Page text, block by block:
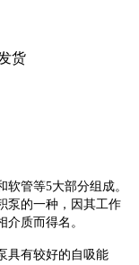
货
软管等5大部分组成。
泵的一种，因其工作
质而得名。
具有较好的自吸能